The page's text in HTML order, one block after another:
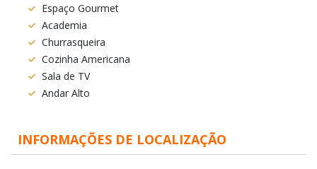
Espaço Gourmet
Academia
Churrasqueira
Cozinha Americana
Sala de TV
Andar Alto
INFORMAÇÕES DE LOCALIZAÇÃO